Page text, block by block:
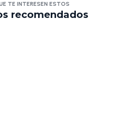
TE INTERESEN ESTOS
recomendados